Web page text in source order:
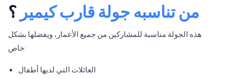
من تناسبه جولة قارب كيمير ؟
هذه الجولة مناسبة للمشاركين من جميع الأعمار، ويفضلها بشكل
خاص:
العائلات التي لديها أطفال